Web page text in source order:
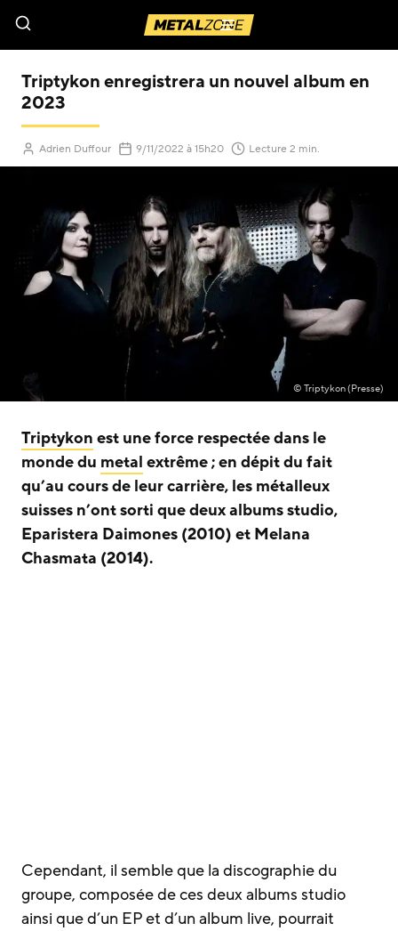
Menu
Triptykon enregistrera un nouvel album en
2023
Adrien Duffour 9/11/2022 (Mis à jour le )
à 15h20 Lecture 2 min.
© Triptykon (Presse)
Triptykon est une force respectée dans le
monde du metal extrême ; en dépit du fait
qu’au cours de leur carrière, les métalleux
suisses n’ont sorti que deux albums studio,
Eparistera Daimones (2010) et Melana
Chasmata (2014).
Cependant, il semble que la discographie du
groupe, composée de ces deux albums studio
ainsi que d’un EP et d’un album live, pourrait